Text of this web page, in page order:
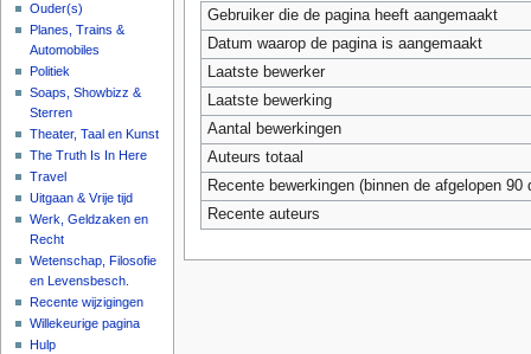
Gebruiker die de pagina heeft aangemaakt
Datum waarop de pagina is aangemaakt
Laatste bewerker
Laatste bewerking
Aantal bewerkingen
Auteurs totaal
Recente bewerkingen (binnen de afgelopen 90
Recente auteurs
Ouder(s)
Planes, Trains &
Automobiles
Politiek
Soaps, Showbizz &
Sterren
Theater, Taal en Kunst
The Truth Is In Here
Travel
Uitgaan & Vrije tijd
Werk, Geldzaken en
Recht
Wetenschap, Filosofie
en Levensbesch.
Recente wijzigingen
Willekeurige pagina
Hulp